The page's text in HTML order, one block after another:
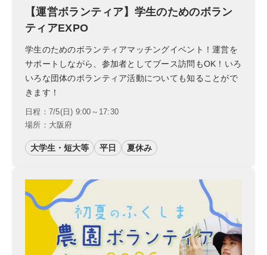
【運営ボランティア】学生のためのボラン
ティアEXPO
学生のためのボランティアマッチングイベント！運営を
サポートしながら、参加者としてブース訪問もOK！いろ
いろな団体のボランティア活動についても知ることがで
きます！
日程：7/5(日) 9:00～17:30
場所：大阪府
大学生・短大等 平日 夏休み